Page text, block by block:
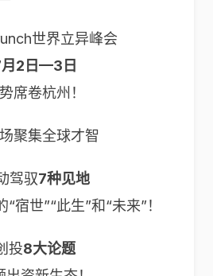
世界立异峰会
2日—3日
席卷杭州！
聚集全球才智
驾驭7种见地
宿世”“此生”和“未来”！
投8大论题